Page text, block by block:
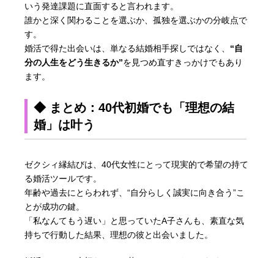
いう発達課題に直面すると言われます。
誰かと深く関わることを選ぶか、孤独を選ぶかの分岐点で
す。
婚活で得た出会いは、単なる結婚相手探しではなく、 “自
分の人生をどう生きるか”を見つめ直すきっかけでもあり
ます。
◆ まとめ：40代初婚でも「理想の結
婚」は叶う
ゼクシィ縁結びは、40代女性にとって現実的で希望の持て
る婚活ツールです。
年齢や過去にとらわれず、“自分らしく誠実に向き合う”こ
とが成功の鍵。
「私なんてもう遅い」と思っていたA子さんも、素直な気
持ちで行動した結果、理想の彼と出会いました。